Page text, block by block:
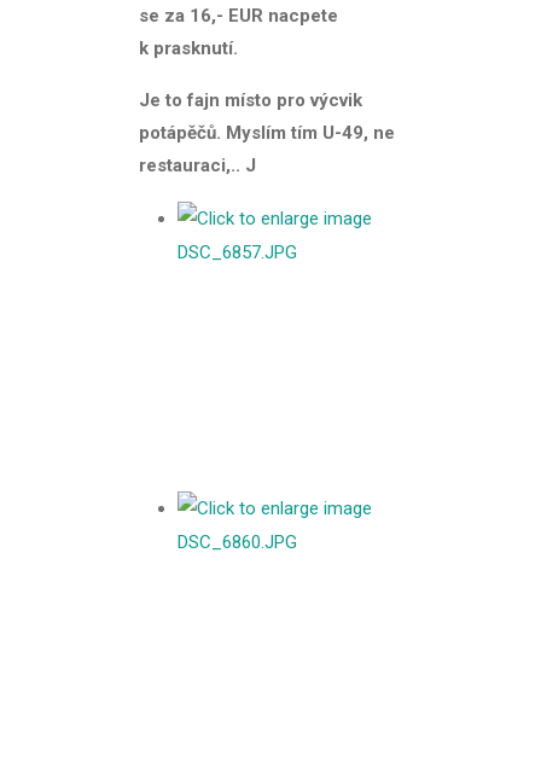
se za 16,- EUR nacpete
k prasknutí.
Je to fajn místo pro výcvik
potápěčů. Myslím tím U-49, ne
restauraci,.. J